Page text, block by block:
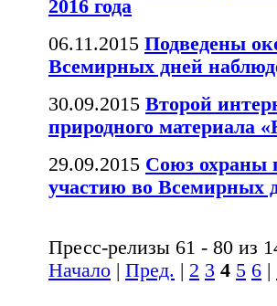
2016 года
06.11.2015 Подведены
Всемирных дней
30.09.2015 Второй
природного материала
29.09.2015 Союз охраны
участию во Всемирных
Пресс-релизы 61 - 80 из
Начало
Пред. 2 3 4 5 6